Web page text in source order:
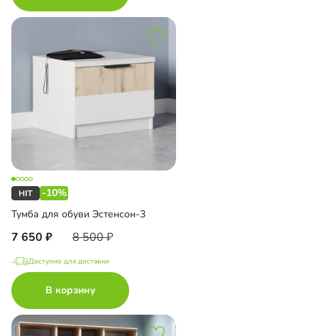
-10%
Тумба для обуви Эстенсон-3
7 650 8 500
Доступно для доставки
В корзину